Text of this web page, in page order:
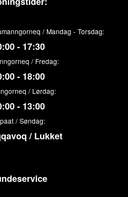
/ Mandag - Torsdag:
- 17:30
/ Fredag:
- 18:00
/ Lørdag:
- 13:00
/ Søndag:
/ Lukket